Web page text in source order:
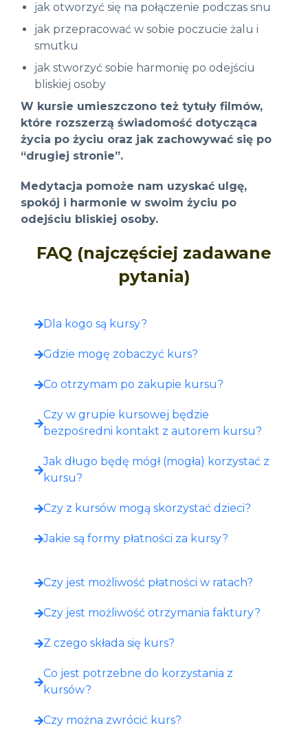
jak otworzyć się na połączenie podczas snu
jak przepracować w sobie poczucie żalu i
smutku
jak stworzyć sobie harmonię po odejściu
bliskiej osoby
W kursie umieszczono też tytuły filmów,
które rozszerzą świadomość dotycząca
życia po życiu oraz jak zachowywać się po
“drugiej stronie”.
Medytacja pomoże nam uzyskać ulgę,
spokój i harmonie w swoim życiu po
odejściu bliskiej osoby.
FAQ (najczęściej zadawane
pytania)
Dla kogo są kursy?
Gdzie mogę zobaczyć kurs?​
Co otrzymam po zakupie kursu?​
Czy w grupie kursowej będzie
bezpośredni kontakt z autorem kursu?
Jak długo będę mógł (mogła) korzystać z
kursu?
Czy z kursów mogą skorzystać dzieci?
Jakie są formy płatności za kursy?
Czy jest możliwość płatności w ratach?
Czy jest możliwość otrzymania faktury?
Z czego składa się kurs?
Co jest potrzebne do korzystania z
kursów?
Czy można zwrócić kurs?